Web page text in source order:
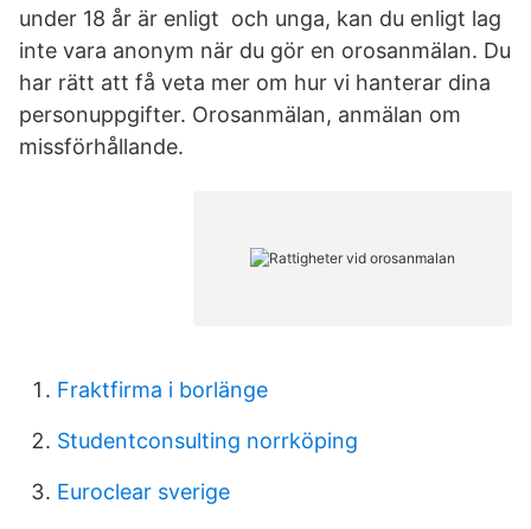
under 18 år är enligt och unga, kan du enligt lag
inte vara anonym när du gör en orosanmälan. Du
har rätt att få veta mer om hur vi hanterar dina
personuppgifter. Orosanmälan, anmälan om
missförhållande.
Fraktfirma i borlänge
Studentconsulting norrköping
Euroclear sverige